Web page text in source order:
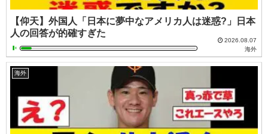
【仰天】外国人「日本に夢中なアメリカ人は迷惑?」日本
人の回答が的確すぎた
2026.08.07
海外
海外